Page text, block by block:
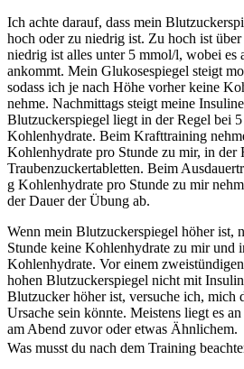
Ich achte darauf, dass mein
hoch oder zu niedrig ist. Zu hoch ist
niedrig ist alles unter 5 mmol/l, wobei es
ankommt. Mein Glukosespiegel steigt
sodass ich je nach Höhe vorher keine
nehme. Nachmittags steigt meine
Blutzuckerspiegel liegt in der Regel bei
Kohlenhydrate. Beim Krafttraining
Kohlenhydrate pro Stunde zu mir, in der
Traubenzuckertabletten. Beim
g Kohlenhydrate pro Stunde zu mir
der Dauer der Übung ab.
Wenn mein Blutzuckerspiegel höher ist,
Stunde keine Kohlenhydrate zu mir und
Kohlenhydrate. Vor einem
hohen Blutzuckerspiegel nicht mit
Blutzucker höher ist, versuche ich, mich
Ursache sein könnte. Meistens liegt es
am Abend zuvor oder etwas Ähnlichem.
Was musst du nach dem Training